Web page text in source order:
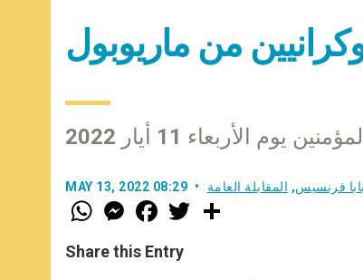
من ماريوبول
يوم الأربعاء 11 أيار 2022
MAY 13, 2022 08:29 فرنسيس, المقابلة العامة
W
h
t
s
M
e
s
e
F
a
e
b
w
Share this Entry